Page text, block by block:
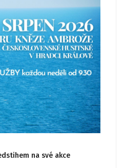
na své akce